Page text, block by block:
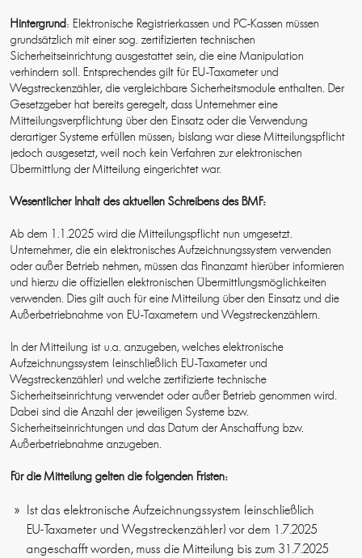
Hintergrund: Elektronische Registrierkassen und PC-Kassen müssen
grundsätzlich mit einer sog. zertifizierten technischen
Sicherheitseinrichtung ausgestattet sein, die eine Manipulation
verhindern soll. Entsprechendes gilt für EU-Taxameter und
Wegstreckenzähler, die vergleichbare Sicherheitsmodule enthalten. Der
Gesetzgeber hat bereits geregelt, dass Unternehmer eine
Mitteilungsverpflichtung über den Einsatz oder die Verwendung
derartiger Systeme erfüllen müssen; bislang war diese Mitteilungspflicht
jedoch ausgesetzt, weil noch kein Verfahren zur elektronischen
Übermittlung der Mitteilung eingerichtet war.
Wesentlicher Inhalt des aktuellen Schreibens des BMF:
Ab dem 1.1.2025 wird die Mitteilungspflicht nun umgesetzt.
Unternehmer, die ein elektronisches Aufzeichnungssystem verwenden
oder außer Betrieb nehmen, müssen das Finanzamt hierüber informieren
und hierzu die offiziellen elektronischen Übermittlungsmöglichkeiten
verwenden. Dies gilt auch für eine Mitteilung über den Einsatz und die
Außerbetriebnahme von EU-Taxametern und Wegstreckenzählern.
In der Mitteilung ist u.a. anzugeben, welches elektronische
Aufzeichnungssystem (einschließlich EU-Taxameter und
Wegstreckenzähler) und welche zertifizierte technische
Sicherheitseinrichtung verwendet oder außer Betrieb genommen wird.
Dabei sind die Anzahl der jeweiligen Systeme bzw.
Sicherheitseinrichtungen und das Datum der Anschaffung bzw.
Außerbetriebnahme anzugeben.
Für die Mitteilung gelten die folgenden Fristen:
Ist das elektronische Aufzeichnungssystem (einschließlich
EU-Taxameter und Wegstreckenzähler) vor dem 1.7.2025
angeschafft worden, muss die Mitteilung bis zum 31.7.2025